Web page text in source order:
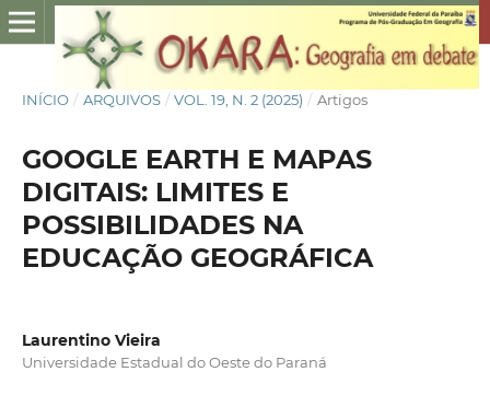
INÍCIO / ARQUIVOS / VOL. 19, N. 2 (2025) / Artigos
GOOGLE EARTH E MAPAS
DIGITAIS: LIMITES E
POSSIBILIDADES NA
EDUCAÇÃO GEOGRÁFICA
Laurentino Vieira
Universidade Estadual do Oeste do Paraná